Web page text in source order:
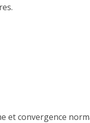
et convergence